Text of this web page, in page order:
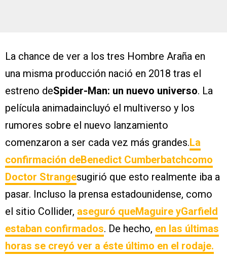
La chance de ver a los tres Hombre Araña en
una misma producción nació en 2018 tras el
estreno deSpider-Man: un nuevo universo. La
película animadaincluyó el multiverso y los
rumores sobre el nuevo lanzamiento
comenzaron a ser cada vez más grandes.La
confirmación deBenedict Cumberbatchcomo
Doctor Strangesugirió que esto realmente iba a
pasar. Incluso la prensa estadounidense, como
el sitio Collider, aseguró queMaguire yGarfield
estaban confirmados. De hecho, en las últimas
horas se creyó ver a éste último en el rodaje.